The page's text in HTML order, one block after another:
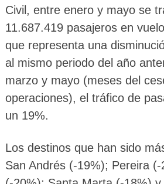
Civil, entre enero y mayo se
11.687.419 pasajeros en
que representa una
al mismo periodo del año
marzo y mayo (meses del
operaciones), el tráfico de
un 19%.
Los destinos que han sido
San Andrés (-19%); Pereira